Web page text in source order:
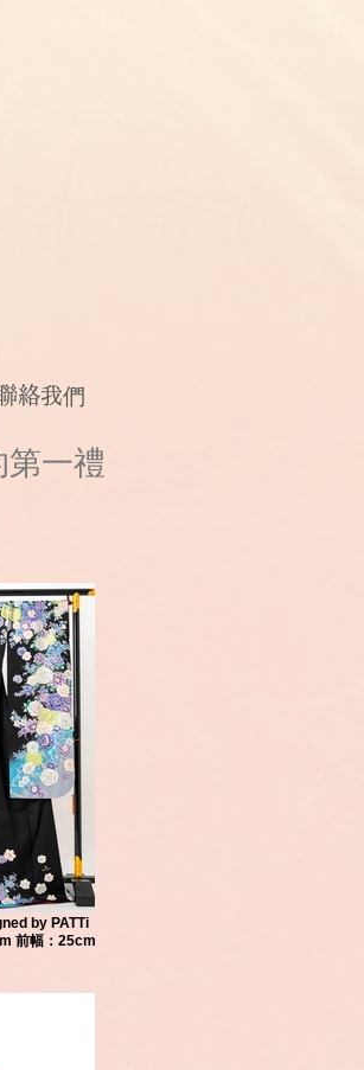
一禮
by PATTi
前幅：25cm
絡我們